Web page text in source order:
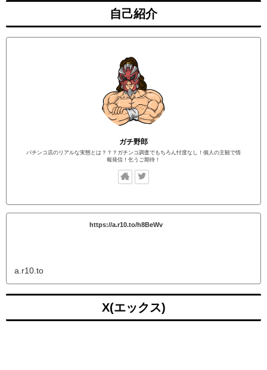
自己紹介
ガチ野郎
パチンコ店のリアルな実態とは？？？ガチンコ調査でもちろん忖度なし！個人の主観で情
報発信！乞うご期待！
https://a.r10.to/h8BeWv
a.r10.to
X(エックス)